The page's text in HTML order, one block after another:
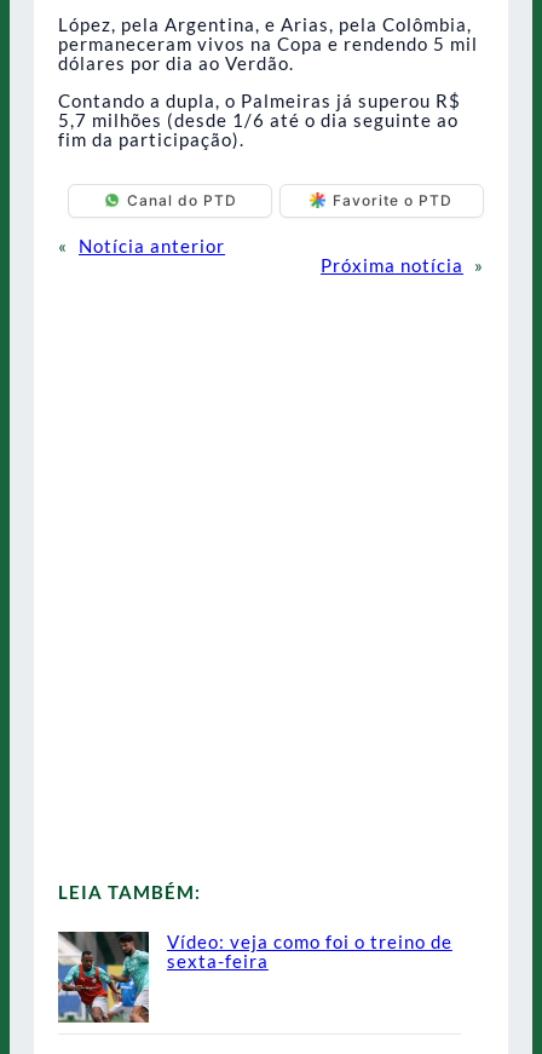
López, pela Argentina, e Arias, pela Colômbia,
permaneceram vivos na Copa e rendendo 5 mil
dólares por dia ao Verdão.
Contando a dupla, o Palmeiras já superou R$
5,7 milhões (desde 1/6 até o dia seguinte ao
fim da participação).
Canal do PTD Favorite o PTD
«
Notícia anterior
Próxima notícia
»
LEIA TAMBÉM:
Vídeo: veja como foi o treino de
sexta-feira